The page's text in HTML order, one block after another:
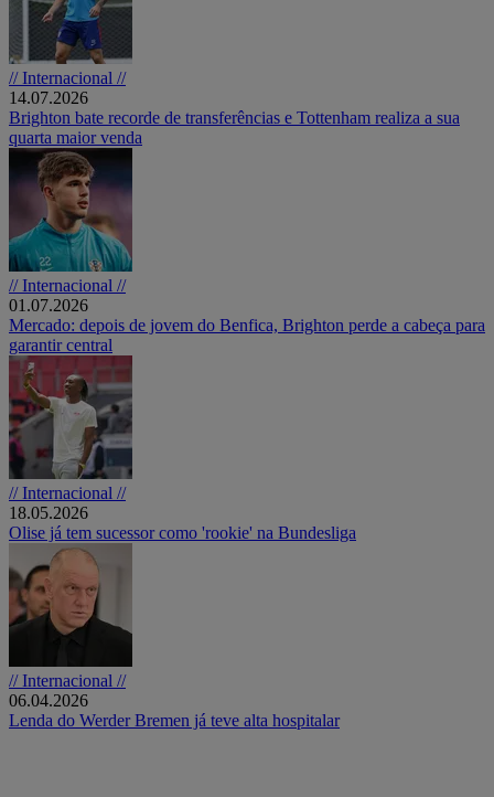
// Internacional //
14.07.2026
Brighton bate recorde de transferências e Tottenham realiza a sua
quarta maior venda
// Internacional //
01.07.2026
Mercado: depois de jovem do Benfica, Brighton perde a cabeça para
garantir central
// Internacional //
18.05.2026
Olise já tem sucessor como 'rookie' na Bundesliga
// Internacional //
06.04.2026
Lenda do Werder Bremen já teve alta hospitalar